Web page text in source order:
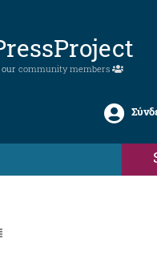
community members